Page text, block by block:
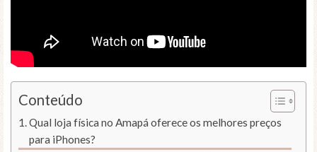
Conteúdo
Qual loja física no Amapá oferece os melhores preços
para iPhones?